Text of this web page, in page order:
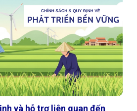
và hỗ trợ liên quan đến